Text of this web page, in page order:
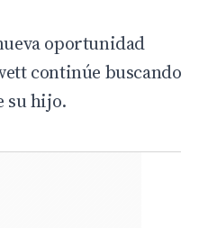
oportunidad
continúe buscando
su hijo.